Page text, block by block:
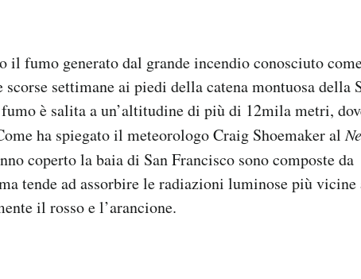
il fumo generato dal grande incendio conosciuto
settimane ai piedi della catena montuosa della
è salita a un’altitudine di più di 12mila metri,
ha spiegato il meteorologo Craig Shoemaker al
coperto la baia di San Francisco sono composte da
tende ad assorbire le radiazioni luminose più
il rosso e l’arancione.